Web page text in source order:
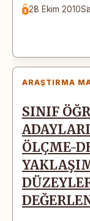
28 Ekim 2010
ARAŞTIRMA
SINIF
ÖLÇME-